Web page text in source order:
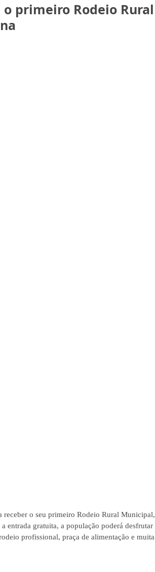
o primeiro Rodeio Rural
receber o seu primeiro Rodeio Rural Municipal,
entrada gratuita, a população poderá desfrutar
profissional, praça de alimentação e muita